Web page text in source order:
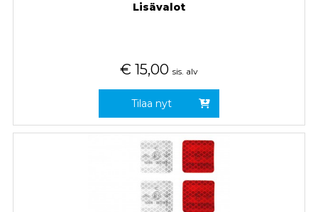
Lisävalot
€ 15,00 sis. alv
Tilaa nyt